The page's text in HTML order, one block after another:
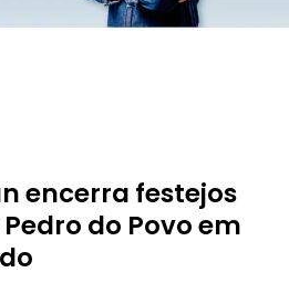
encerra festejos
do Povo em